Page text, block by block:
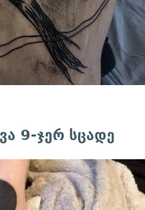
9-ჯერ სცადე